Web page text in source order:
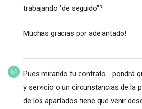
trabajando "de seguido"?
Muchas gracias por adelantado!
Pues mirando tu contrato... pondrá
y servicio o un circunstancias de la
de los apartados tiene que venir